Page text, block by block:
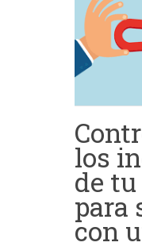
los
de
para
con